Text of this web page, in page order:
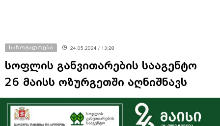
საზოგადოება 24.05.2024 / 13:28
სოფლის განვითარების სააგენტო
26 მაისს ოზურგეთში აღნიშნავს